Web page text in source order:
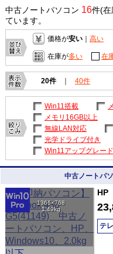
中古ノートパソコン 16件(在
ています。
価格が安い｜ 高い
在庫が多い 在
20件 ｜ 40件
Win11搭載
メモリ16GB以上
無線LAN対応
光学ドライブ付き
Win11アップグレー
中古ノートパ
1366×768
1.49kg
HP
テ